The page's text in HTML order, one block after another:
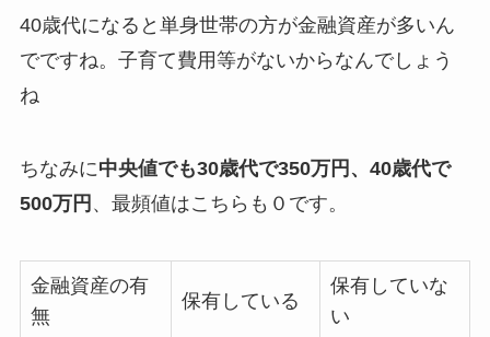
40歳代になると単身世帯の方が金融資産が多いん
でですね。子育て費用等がないからなんでしょう
ね
ちなみに中央値でも30歳代で350万円、40歳代で
500万円 、最頻値はこちらも０です。
金融資産の有
無
保有している
保有していな
い